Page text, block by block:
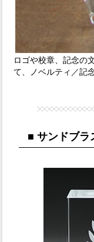
ロゴや校章、記念の
て、ノベルティ／記
■ サンドブラ